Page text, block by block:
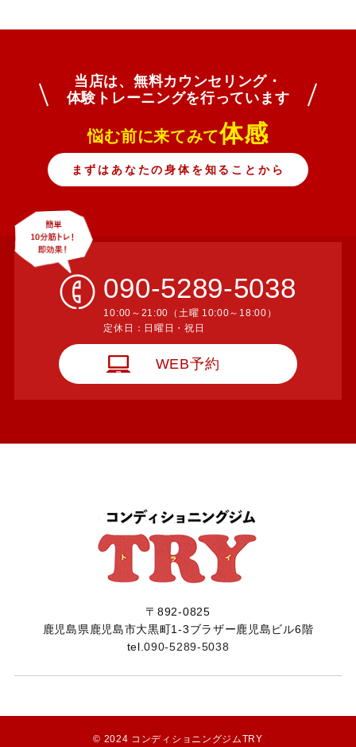
当店は、無料カウンセリング・
​​​​​​​体験トレーニングを行っています
悩む前に来てみて体感
まずはあなたの身体を知ることから
090-5289-5038
10:00～21:00（土曜 10:00～18:00）
​​​​​​​定休日：日曜日・祝日
WEB予約
〒892-0825
​​​​​​​鹿児島県鹿児島市大黒町1-3ブラザー鹿児島ビル6階
tel.090-5289-5038
© 2024 コンディショニングジムTRY